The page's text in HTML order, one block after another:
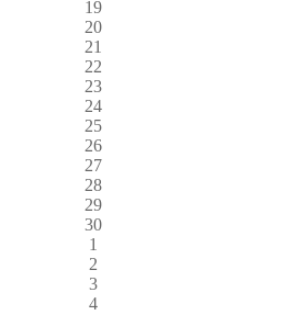
19
20
21
22
23
24
25
26
27
28
29
30
1
2
3
4